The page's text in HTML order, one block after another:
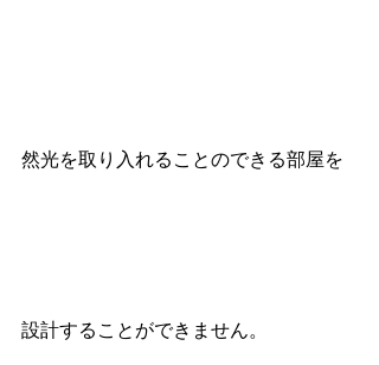
然光を取り入れることのできる部屋を
設計することができません。